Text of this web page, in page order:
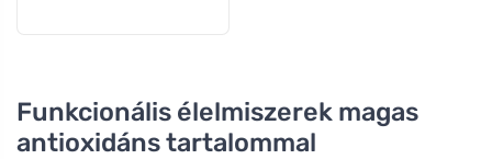
Funkcionális élelmiszerek magas
antioxidáns tartalommal